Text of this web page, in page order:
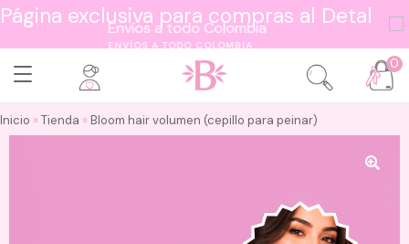
Página exclusiva para compras al Detal
ENVÍOS A TODO COLOMBIA
0
Inicio » Tienda » Bloom hair volumen (cepillo para peinar)